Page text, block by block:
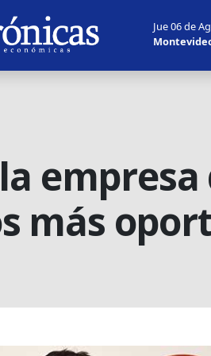
Jue 06 de
la
más